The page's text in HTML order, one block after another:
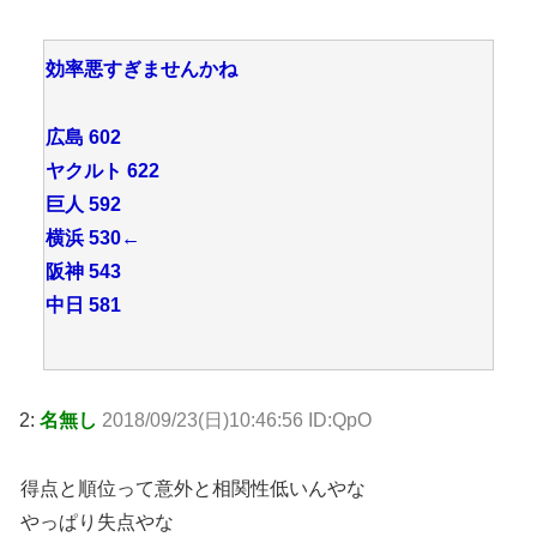
効率悪すぎませんかね
広島 602
ヤクルト 622
巨人 592
横浜 530←
阪神 543
中日 581
2: 名無し 2018/09/23(日)10:46:56 ID:QpO
得点と順位って意外と相関性低いんやな
やっぱり失点やな